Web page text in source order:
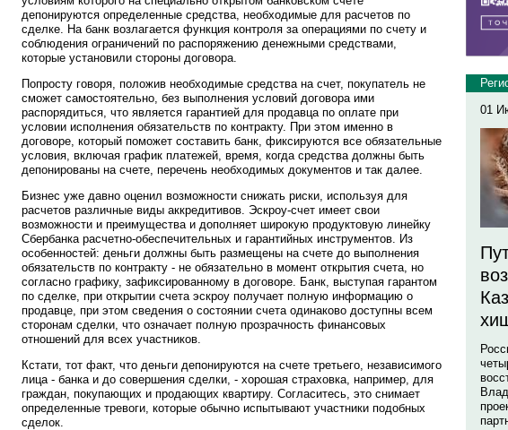
депонируются определенные средства, необходимые для расчетов по
сделке. На банк возлагается функция контроля за операциями по счету и
соблюдения ограничений по распоряжению денежными средствами,
которые установили стороны договора.
Попросту говоря, положив необходимые средства на счет, покупатель не
сможет самостоятельно, без выполнения условий договора ими
распорядиться, что является гарантией для продавца по оплате при
условии исполнения обязательств по контракту. При этом именно в
договоре, который поможет составить банк, фиксируются все обязательные
условия, включая график платежей, время, когда средства должны быть
депонированы на счете, перечень необходимых документов и так далее.
Бизнес уже давно оценил возможности снижать риски, используя для
расчетов различные виды аккредитивов. Эскроу-счет имеет свои
возможности и преимущества и дополняет широкую продуктовую линейку
Сбербанка расчетно-обеспечительных и гарантийных инструментов. Из
особенностей: деньги должны быть размещены на счете до выполнения
обязательств по контракту - не обязательно в момент открытия счета, но
согласно графику, зафиксированному в договоре. Банк, выступая гарантом
по сделке, при открытии счета эскроу получает полную информацию о
продавце, при этом сведения о состоянии счета одинаково доступны всем
сторонам сделки, что означает полную прозрачность финансовых
отношений для всех участников.
Кстати, тот факт, что деньги депонируются на счете третьего, независимого
лица - банка и до совершения сделки, - хорошая страховка, например, для
граждан, покупающих и продающих квартиру. Согласитесь, это снимает
определенные тревоги, которые обычно испытывают участники подобных
сделок.
01